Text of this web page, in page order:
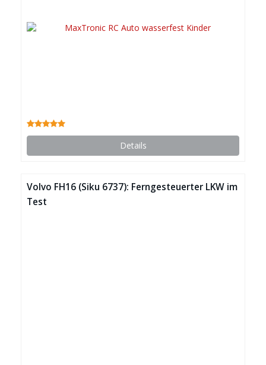
Details
Volvo FH16 (Siku 6737): Ferngesteuerter LKW im
Test